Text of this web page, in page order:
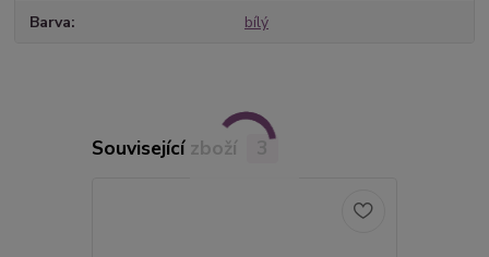
Barva bílý
Související zboží